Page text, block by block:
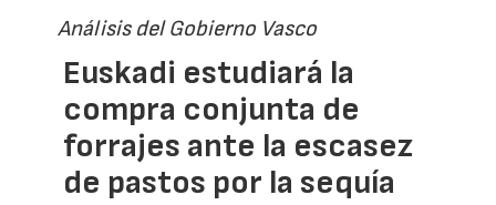
Análisis del Gobierno Vasco
Euskadi estudiará la
compra conjunta de
forrajes ante la escasez
de pastos por la sequía